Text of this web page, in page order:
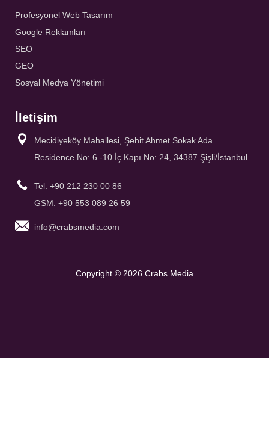
Profesyonel Web Tasarım
Google Reklamları
SEO
GEO
Sosyal Medya Yönetimi
İletişim
Mecidiyeköy Mahallesi, Şehit Ahmet Sokak Ada
Residence No: 6 -10 İç Kapı No: 24, 34387 Şişli/İstanbul
Tel: +90 212 230 00 86
GSM: +90 553 089 26 59
info@crabsmedia.com
Copyright © 2026 Crabs Media